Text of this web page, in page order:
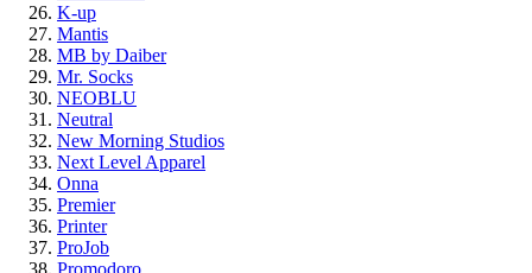
K-up
Mantis
MB by Daiber
Mr. Socks
NEOBLU
Neutral
New Morning Studios
Next Level Apparel
Onna
Premier
Printer
ProJob
Promodoro